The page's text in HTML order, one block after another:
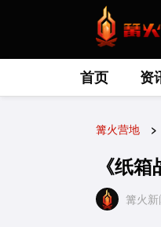
首页 资
篝火营地
《纸
篝火新